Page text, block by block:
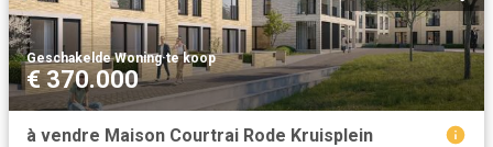
Geschakelde Woning·te koop
€ 370.000
à vendre Maison Courtrai Rode Kruisplein